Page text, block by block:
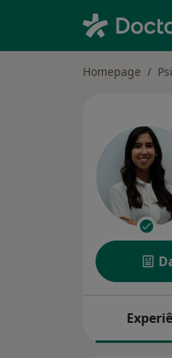
Homepage